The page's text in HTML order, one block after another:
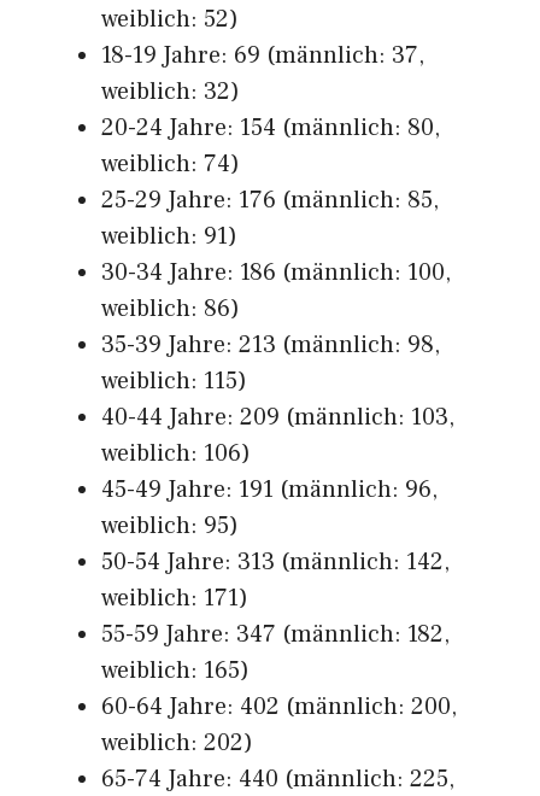
weiblich: 52)
18-19 Jahre: 69 (männlich: 37,
weiblich: 32)
20-24 Jahre: 154 (männlich: 80,
weiblich: 74)
25-29 Jahre: 176 (männlich: 85,
weiblich: 91)
30-34 Jahre: 186 (männlich: 100,
weiblich: 86)
35-39 Jahre: 213 (männlich: 98,
weiblich: 115)
40-44 Jahre: 209 (männlich: 103,
weiblich: 106)
45-49 Jahre: 191 (männlich: 96,
weiblich: 95)
50-54 Jahre: 313 (männlich: 142,
weiblich: 171)
55-59 Jahre: 347 (männlich: 182,
weiblich: 165)
60-64 Jahre: 402 (männlich: 200,
weiblich: 202)
65-74 Jahre: 440 (männlich: 225,